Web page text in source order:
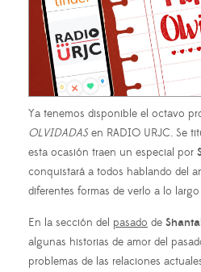
Ya tenemos disponible el octavo
OLVIDADAS en RADIO URJC. Se
esta ocasión traen un especial por
conquistará a todos hablando del
diferentes formas de verlo a lo
En la sección del pasado de
algunas historias de amor del
problemas de las relaciones